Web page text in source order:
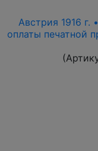
Австрия 1916 г.
оплаты печатной